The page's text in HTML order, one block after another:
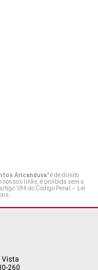
Aricanduva" é de direito
nossos links, é proibida sem a
184 do Código Penal – Lei
.
Vista
260